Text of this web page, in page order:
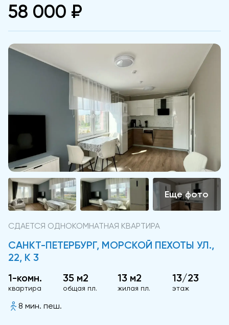
58 000 ₽
СДАЕТСЯ ОДНОКОМНАТНАЯ КВАРТИРА
САНКТ-ПЕТЕРБУРГ, МОРСКОЙ ПЕХОТЫ УЛ.,
22, К 3
1-комн.
квартира
35 м2
общая пл.
13 м2
жилая пл.
13/23
этаж
8 мин. пеш.